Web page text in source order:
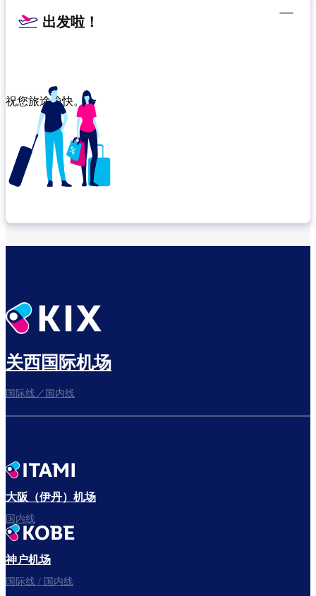
出发啦！
祝您旅途愉快。
出发啦！
祝您旅途愉快。
关西国际机场
国际线／国内线
大阪（伊丹）机场
国内线
神户机场
国际线 / 国内线